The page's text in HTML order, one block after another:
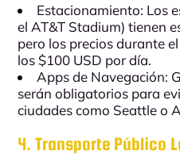
Estacionamiento: Los
el AT&T Stadium) tienen
pero los precios durante
los $100 USD por día.
Apps de Navegación:
serán obligatorios para
ciudades como Seattleo
4. Transporte Público